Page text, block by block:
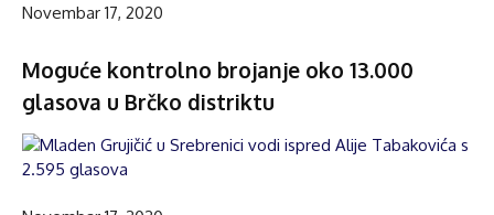
Novembar 17, 2020
Moguće kontrolno brojanje oko 13.000
glasova u Brčko distriktu